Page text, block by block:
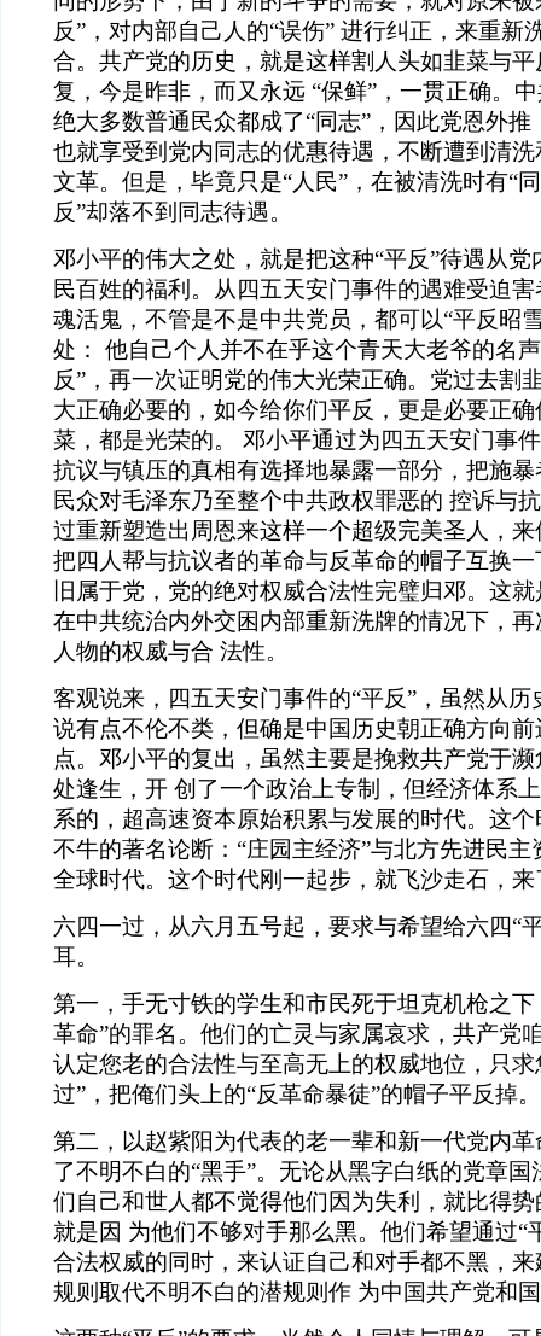
反”，对内部自己人的“误伤” 进行纠正，来重新
合。共产党的历史，就是这样割人头如韭菜与
复，今是昨非，而又永远 “保鲜”，一贯正确。
绝大多数普通民众都成了“同志”，因此党恩外
也就享受到党内同志的优惠待遇，不断遭到清
文革。但是，毕竟只是“人民”，在被清洗时有“
反”却落不到同志待遇。
邓小平的伟大之处，就是把这种“平反”待遇从
民百姓的福利。从四五天安门事件的遇难受迫
魂活鬼，不管是不是中共党员，都可以“平反昭
处： 他自己个人并不在乎这个青天大老爷的名
反”，再一次证明党的伟大光荣正确。党过去割
大正确必要的，如今给你们平反，更是必要正
菜，都是光荣的。 邓小平通过为四五天安门事
抗议与镇压的真相有选择地暴露一部分，把施暴
民众对毛泽东乃至整个中共政权罪恶的 控诉与
过重新塑造出周恩来这样一个超级完美圣人，
把四人帮与抗议者的革命与反革命的帽子互换
旧属于党，党的绝对权威合法性完璧归邓。这
在中共统治内外交困内部重新洗牌的情况下，
人物的权威与合 法性。
客观说来，四五天安门事件的“平反”，虽然从
说有点不伦不类，但确是中国历史朝正确方向
点。邓小平的复出，虽然主要是挽救共产党于
处逢生，开 创了一个政治上专制，但经济体系
系的，超高速资本原始积累与发展的时代。这
不牛的著名论断：“庄园主经济”与北方先进民
全球时代。这个时代刚一起步，就飞沙走石，来
六四一过，从六月五号起，要求与希望给六四“
耳。
第一，手无寸铁的学生和市民死于坦克机枪之下
革命”的罪名。他们的亡灵与家属哀求，共产党
认定您老的合法性与至高无上的权威地位，只
过”，把俺们头上的“反革命暴徒”的帽子平反掉。
第二，以赵紫阳为代表的老一辈和新一代党内
了不明不白的“黑手”。无论从黑字白纸的党章
们自己和世人都不觉得他们因为失利，就比得势
就是因 为他们不够对手那么黑。他们希望通过“
合法权威的同时，来认证自己和对手都不黑，
规则取代不明不白的潜规则作 为中国共产党和